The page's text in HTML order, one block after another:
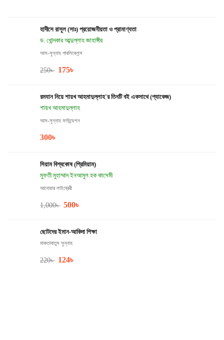
হাদীসে রাসূল (সাঃ) প্রয়োজনীয়তা ও প্রামাণ্যতা
ড. খোন্দকার আব্দুল্লাহ জাহাঙ্গীর
আস-সুন্নাহ পাবলিকেশন্স
250৳ 175৳
রমযান নিয়ে শায়খ আহমাদুল্লাহ`র তিনটি বই একসাথে (প্যাকেজ)
শায়খ আহমাদুল্লাহ
আস-সুন্নাহ ফাউন্ডেশন
300৳
সিয়াম বিশ্বকোষ (প্রিমিয়াম)
মুফতী মুহাম্মাদ ইনআমুল হক কাসেমী
আনোয়ার লাইব্রেরী
1,000৳ 500৳
ছোটদের ইমান-আকিদা শিক্ষা
মাকতাবাতুস সুন্নাহ
220৳ 124৳